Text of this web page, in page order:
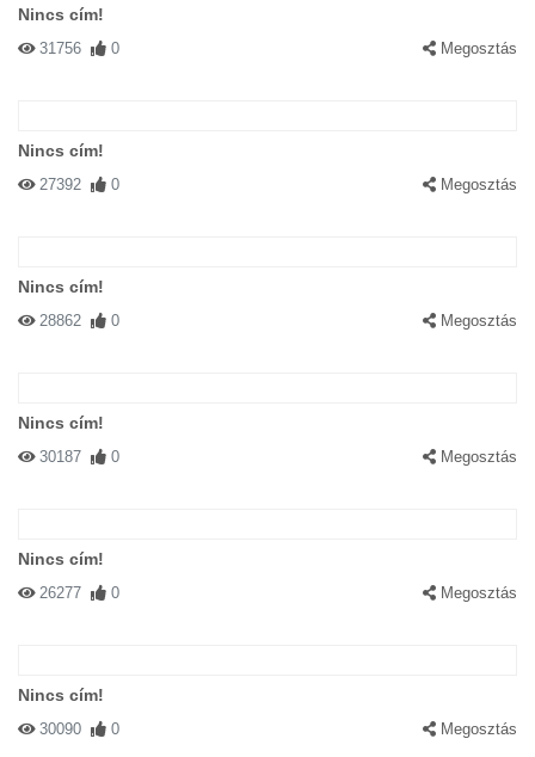
Nincs cím!
31756 0 Megosztás
Nincs cím!
27392 0 Megosztás
Nincs cím!
28862 0 Megosztás
Nincs cím!
30187 0 Megosztás
Nincs cím!
26277 0 Megosztás
Nincs cím!
30090 0 Megosztás